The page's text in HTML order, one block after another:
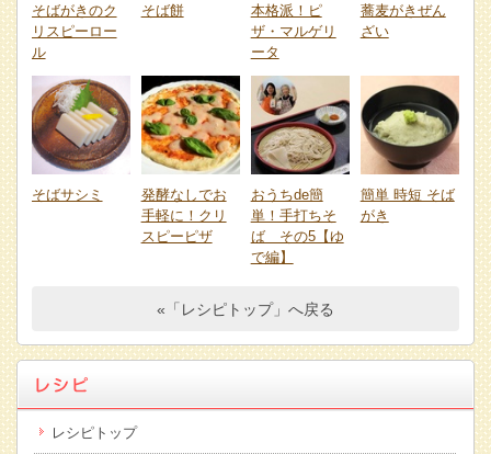
そばがきのク
リスピーロー
ル
そば餅
本格派！ピ
ザ・マルゲリ
ータ
蕎麦がきぜん
ざい
そばサシミ
発酵なしでお
手軽に！クリ
スピーピザ
おうちde簡
単！手打ちそ
ば その5【ゆ
で編】
簡単 時短 そば
がき
«「レシピトップ」へ戻る
レシピトップ